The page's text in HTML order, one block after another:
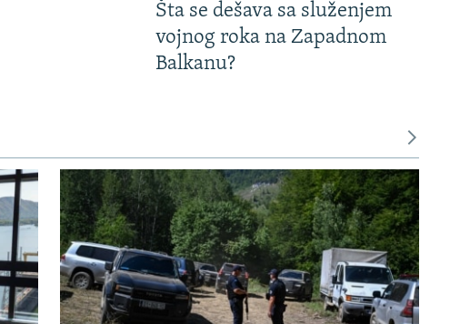
Šta se dešava sa služenjem
vojnog roka na Zapadnom
Balkanu?